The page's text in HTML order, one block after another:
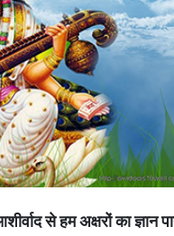
से हम अक्षरों का